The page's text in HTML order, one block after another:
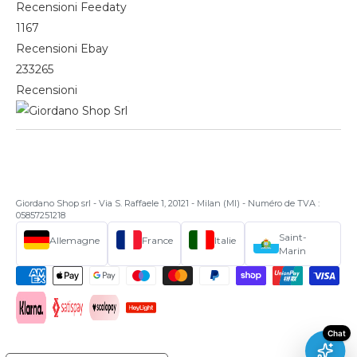
Recensioni Feedaty
1167
Recensioni Ebay
233265
Recensioni
Giordano Shop srl - Via S. Raffaele 1, 20121 - Milan (MI) - Numéro de TVA :
05857251218
Allemagne France Italie
Saint-
Marin